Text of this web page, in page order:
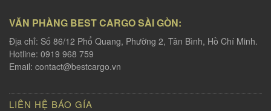
VĂN PHÀNG BEST CARGO SÀI GÒN:
Địa chỉ: Số 86/12 Phổ Quang, Phường 2, Tân Bình, Hồ Chí Minh.
Hotline: 0919 968 759
Email: contact@bestcargo.vn
LIÊN HỆ BÁO GÍA